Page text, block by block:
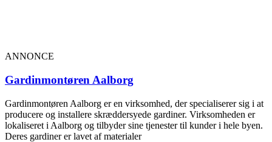
ANNONCE
Gardinmontøren Aalborg
Gardinmontøren Aalborg er en virksomhed, der specialiserer sig i at
producere og installere skræddersyede gardiner. Virksomheden er
lokaliseret i Aalborg og tilbyder sine tjenester til kunder i hele byen.
Deres gardiner er lavet af materialer